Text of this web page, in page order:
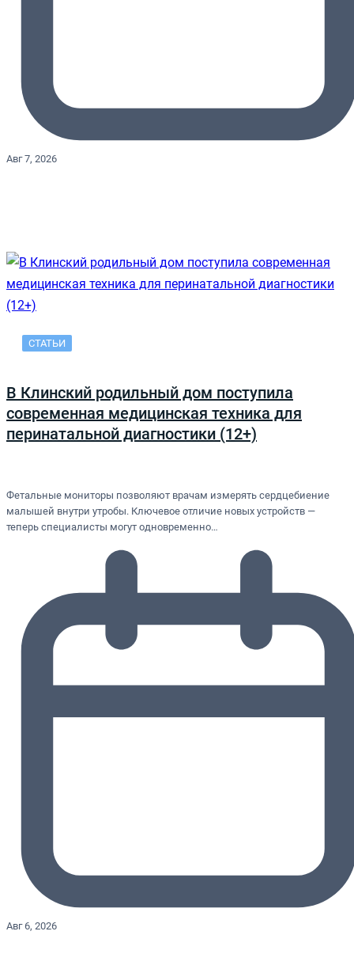
Авг 7, 2026
СТАТЬИ
В Клинский родильный дом поступила
современная медицинская техника для
перинатальной диагностики (12+)
Фетальные мониторы позволяют врачам измерять сердцебиение
малышей внутри утробы. Ключевое отличие новых устройств —
теперь специалисты могут одновременно…
Авг 6, 2026